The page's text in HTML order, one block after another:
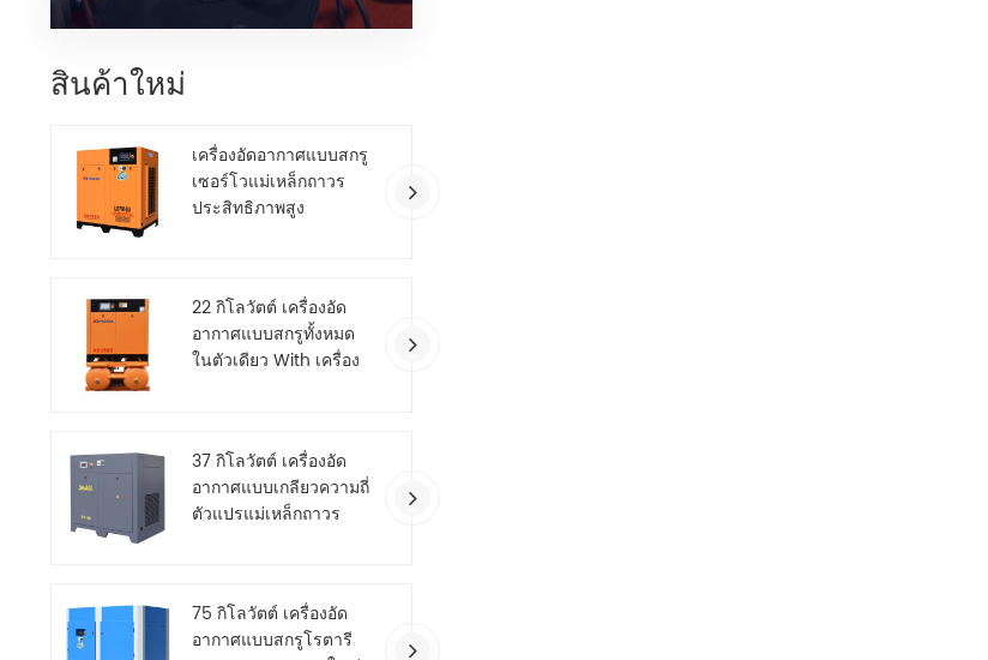
สินค้าใหม่
เครื่องอัดอากาศแบบสกรู
เซอร์โวแม่เหล็กถาวร
ประสิทธิภาพสูง
22 กิโลวัตต์ เครื่องอัด
อากาศแบบสกรูทั้งหมด
ในตัวเดียว With เครื่อง
37 กิโลวัตต์ เครื่องอัด
อากาศแบบเกลียวความถี่
ตัวแปรแม่เหล็กถาวร
75 กิโลวัตต์ เครื่องอัด
อากาศแบบสกรูโรตารี